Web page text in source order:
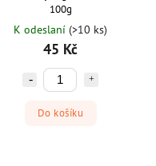
100g
K odeslaní (>10 ks)
45 Kč
Do košíku